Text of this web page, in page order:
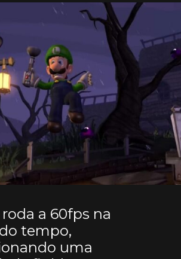
a 60fps na
tempo,
uma